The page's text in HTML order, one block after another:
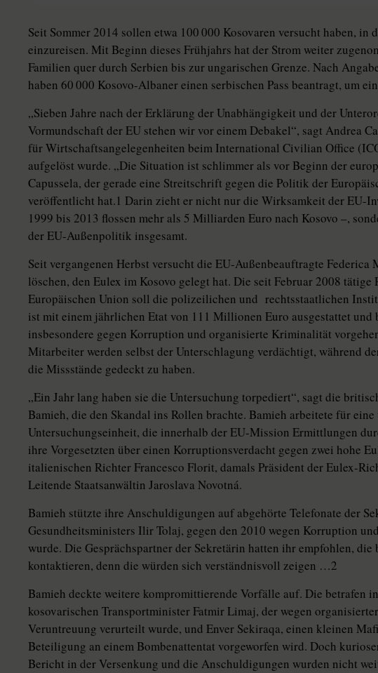
Seit Sommer 2014 sollen etwa 100 000 Kosovaren versucht haben, in
einzureisen. Mit Beginn dieses Frühjahrs hat der Strom weiter
Familien quer durch Serbien bis zur ungarischen Grenze. Nach
haben 60 000 Kosovo-Albaner einen serbischen Pass beantragt, um
„Sieben Jahre nach der Erklärung der Unabhängigkeit und der
Vormundschaft der EU stehen wir vor einem Debakel“, sagt Andrea
für Wirtschaftsangelegenheiten beim International Civilian Office
aufgelöst wurde. „Die Situation ist schlimmer als vor Beginn der
Capussela, der gerade eine Streitschrift gegen die Politik der
veröffentlicht hat.1 Darin zieht er nicht nur die Wirksamkeit der EU-
1999 bis 2013 flossen mehr als 5 Milliarden Euro nach Kosovo –,
der EU-Außenpolitik insgesamt.
Seit vergangenen Herbst versucht die EU-Außenbeauftragte Federica
löschen, den Eulex im Kosovo gelegt hat. Die seit Februar 2008
Europäischen Union soll die polizeilichen und rechtsstaatlichen
ist mit einem jährlichen Etat von 111 Millionen Euro ausgestattet und
insbesondere gegen Korruption und organisierte Kriminalität
Mitarbeiter werden selbst der Unterschlagung verdächtigt, während
die Missstände gedeckt zu haben.
„Ein Jahr lang haben sie die Untersuchung torpediert“, sagt die
Bamieh, die den Skandal ins Rollen brachte. Bamieh arbeitete für
Untersuchungseinheit, die innerhalb der EU-Mission Ermittlungen
ihre Vorgesetzten über einen Korruptionsverdacht gegen zwei hohe
italienischen Richter Francesco Florit, damals Präsident der Eulex-
Leitende Staatsanwältin Jaroslava Novotná.
Bamieh stützte ihre Anschuldigungen auf abgehörte Telefonate der
Gesundheitsministers Ilir Tolaj, gegen den 2010 wegen Korruption
wurde. Die Gesprächspartner der Sekretärin hatten ihr empfohlen,
kontaktieren, denn die würden sich verständnisvoll zeigen …2
Bamieh deckte weitere kompromittierende Vorfälle auf. Die betrafen
kosovarischen Transportminister Fatmir Limaj, der wegen
Veruntreuung verurteilt wurde, und Enver Sekiraqa, einen kleinen
Beteiligung an einem Bombenattentat vorgeworfen wird. Doch
Bericht in der Versenkung und die Anschuldigungen wurden nicht